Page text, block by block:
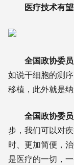
医疗技术有望
全国政协委
如说干细胞的测
移植，此外就是
全国政协委
步，我们可以对
时、更加简便，
是医疗的一切，